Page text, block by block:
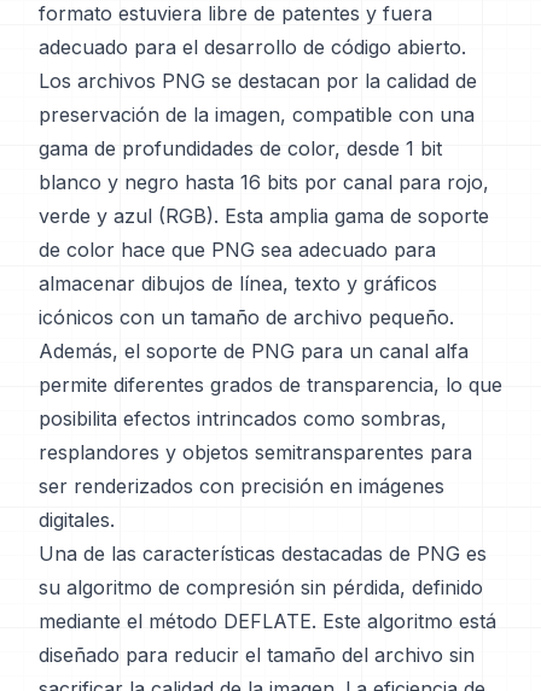
formato estuviera libre de patentes y fuera
adecuado para el desarrollo de código abierto.
Los archivos PNG se destacan por la calidad de
preservación de la imagen, compatible con una
gama de profundidades de color, desde 1 bit
blanco y negro hasta 16 bits por canal para rojo,
verde y azul (RGB). Esta amplia gama de soporte
de color hace que PNG sea adecuado para
almacenar dibujos de línea, texto y gráficos
icónicos con un tamaño de archivo pequeño.
Además, el soporte de PNG para un canal alfa
permite diferentes grados de transparencia, lo que
posibilita efectos intrincados como sombras,
resplandores y objetos semitransparentes para
ser renderizados con precisión en imágenes
digitales.
Una de las características destacadas de PNG es
su algoritmo de compresión sin pérdida, definido
mediante el método DEFLATE. Este algoritmo está
diseñado para reducir el tamaño del archivo sin